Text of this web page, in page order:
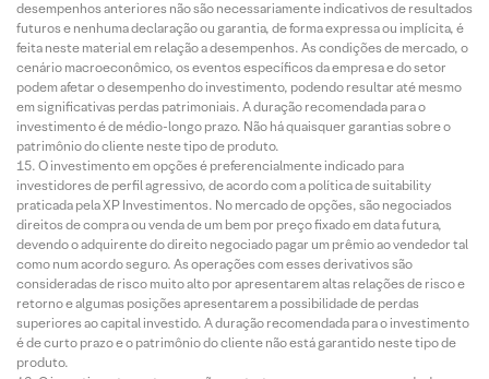
desempenhos anteriores não são necessariamente indicativos de resultados
futuros e nenhuma declaração ou garantia, de forma expressa ou implícita, é
feita neste material em relação a desempenhos. As condições de mercado, o
cenário macroeconômico, os eventos específicos da empresa e do setor
podem afetar o desempenho do investimento, podendo resultar até mesmo
em significativas perdas patrimoniais. A duração recomendada para o
investimento é de médio-longo prazo. Não há quaisquer garantias sobre o
patrimônio do cliente neste tipo de produto.
O investimento em opções é preferencialmente indicado para
investidores de perfil agressivo, de acordo com a política de suitability
praticada pela XP Investimentos. No mercado de opções, são negociados
direitos de compra ou venda de um bem por preço fixado em data futura,
devendo o adquirente do direito negociado pagar um prêmio ao vendedor tal
como num acordo seguro. As operações com esses derivativos são
consideradas de risco muito alto por apresentarem altas relações de risco e
retorno e algumas posições apresentarem a possibilidade de perdas
superiores ao capital investido. A duração recomendada para o investimento
é de curto prazo e o patrimônio do cliente não está garantido neste tipo de
produto.